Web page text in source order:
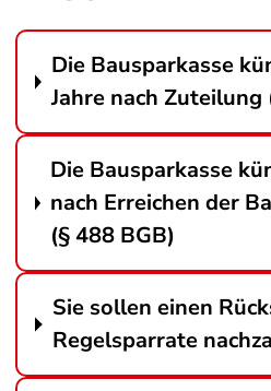
Die Bausparkasse
Jahre nach Zuteilung
Die Bausparkasse
nach Erreichen der
(§ 488 BGB)
Sie sollen einen
Regelsparrate